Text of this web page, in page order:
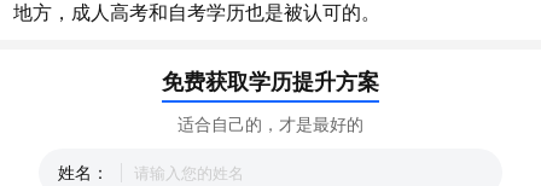
地方，成人高考和自考学历也是被认可的。
免费获取学历提升方案
适合自己的，才是最好的
姓名：